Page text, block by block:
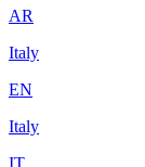
AR
Italy
EN
Italy